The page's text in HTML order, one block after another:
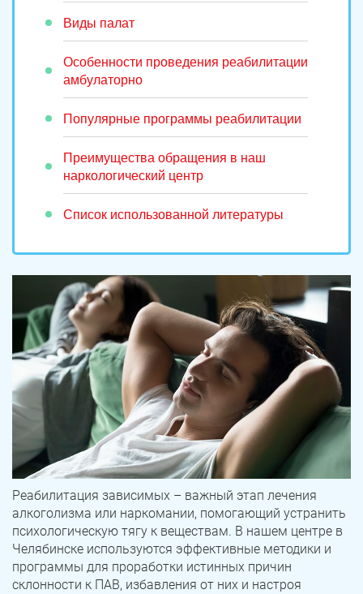
Виды палат
Особенности проведения реабилитации
амбулаторно
Популярные программы реабилитации
Преимущества обращения в наш
наркологический центр
Список использованной литературы
Реабилитация зависимых – важный этап лечения
алкоголизма или наркомании, помогающий устранить
психологическую тягу к веществам. В нашем центре в
Челябинске используются эффективные методики и
программы для проработки истинных причин
склонности к ПАВ, избавления от них и настроя